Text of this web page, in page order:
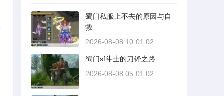
蜀门私服上不去的原因与自
救
2026-08-08 10:01:02
蜀门sf斗士的刀锋之路
2026-08-08 05:01:02